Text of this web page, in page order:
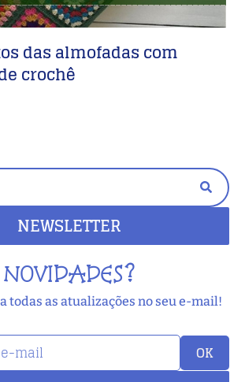
das almofadas com
crochê
NEWSLETTER
NOVIDADES?
todas as atualizações no seu e-mail!
OK